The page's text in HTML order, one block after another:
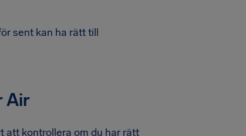
sent kan ha rätt till
Air
att kontrollera om du har rätt